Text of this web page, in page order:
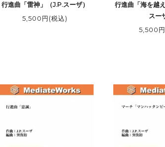
行進曲「雷神」（J.P.スーザ）
5,500円(税込)
行進曲「海を越
スー
5,500